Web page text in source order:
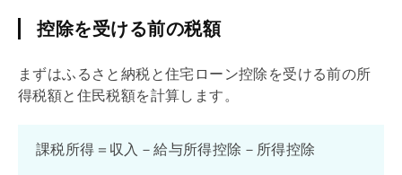
控除を受ける前の税額
まずはふるさと納税と住宅ローン控除を受ける前の所
得税額と住民税額を計算します。
課税所得＝収入－給与所得控除－所得控除